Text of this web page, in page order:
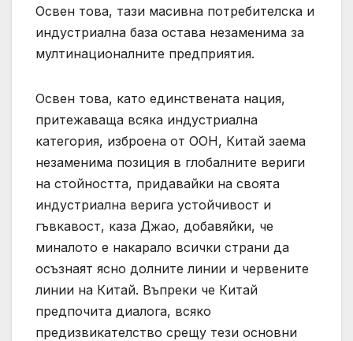
Освен това, тази масивна потребителска и
индустриална база остава незаменима за
мултинационалните предприятия.
Освен това, като единствената нация,
притежаваща всяка индустриална
категория, изброена от ООН, Китай заема
незаменима позиция в глобалните вериги
на стойността, придавайки на своята
индустриална верига устойчивост и
гъвкавост, каза Джао, добавяйки, че
миналото е накарало всички страни да
осъзнаят ясно долните линии и червените
линии на Китай. Въпреки че Китай
предпочита диалога, всяко
предизвикателство срещу тези основни